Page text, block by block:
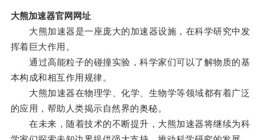
大熊加速器官网网址
大熊加速器是一座庞大的加速器设施，在科学研究中发
挥着巨大作用。
通过高能粒子的碰撞实验，科学家们可以了解物质的基
本构成和相互作用规律。
大熊加速器在物理学、化学、生物学等领域都有着广泛
的应用，帮助人类揭示自然界的奥秘。
在未来，随着技术的不断提升，大熊加速器将继续为科